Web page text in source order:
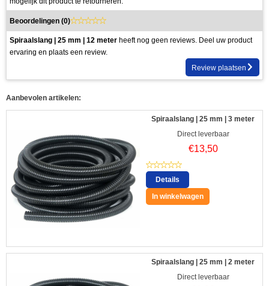
Beoordelingen (0)
Spiraalslang | 25 mm | 12 meter heeft nog geen reviews. Deel uw product
ervaring en plaats een review.
Review plaatsen
Aanbevolen artikelen:
Spiraalslang | 25 mm | 3 meter
Direct leverbaar
€13,50
Details
In winkelwagen
Spiraalslang | 25 mm | 2 meter
Direct leverbaar